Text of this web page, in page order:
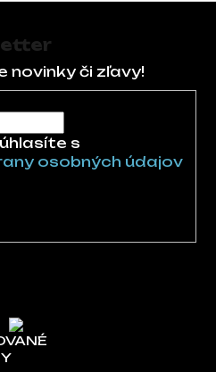
novinky či zľavy!
s
osobných údajov